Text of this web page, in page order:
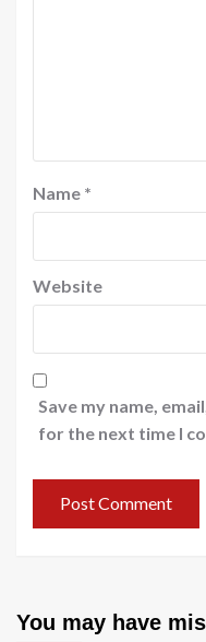
Name *
Website
Save my name,
for the next time I
You may have